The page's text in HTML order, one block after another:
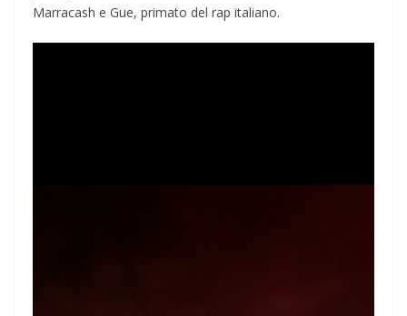
Marracash e Gue, primato del rap italiano.